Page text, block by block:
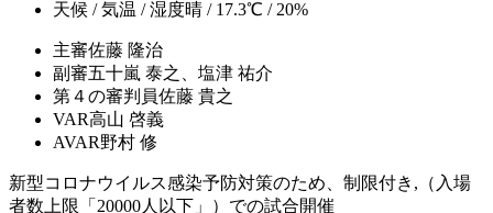
天候 / 気温 / 湿度晴 / 17.3℃ / 20%
主審佐藤 隆治
副審五十嵐 泰之、塩津 祐介
第４の審判員佐藤 貴之
VAR高山 啓義
AVAR野村 修
新型コロナウイルス感染予防対策のため、制限付き,（入場
者数上限「20000人以下」）での試合開催